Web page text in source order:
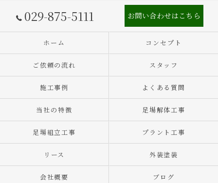
029-875-5111 お問い合わせはこちら
ホーム コンセプト
ご依頼の流れ スタッフ
施工事例 よくある質問
当社の特徴 足場解体工事
足場組立工事 プラント工事
リース 外装塗装
会社概要 ブログ